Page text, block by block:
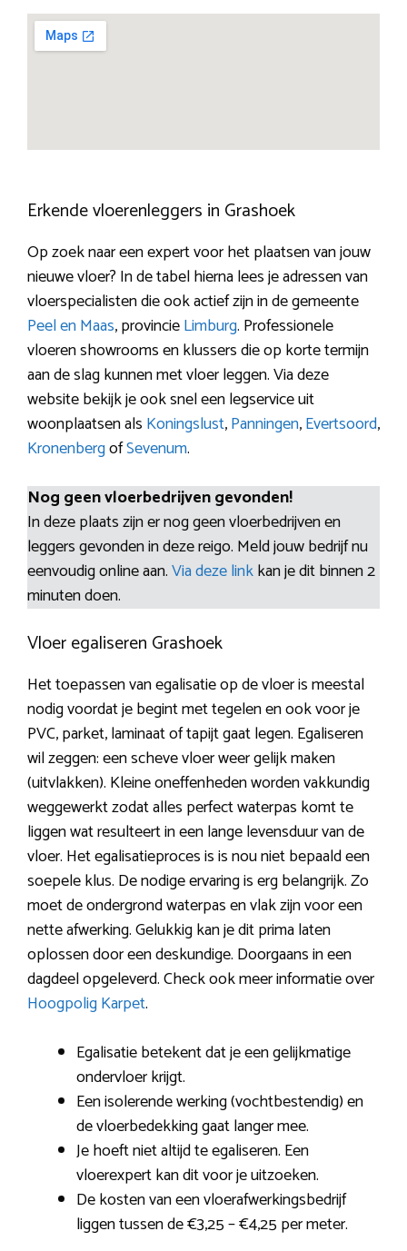
Erkende vloerenleggers in Grashoek
Op zoek naar een expert voor het plaatsen van jouw
nieuwe vloer? In de tabel hierna lees je adressen van
vloerspecialisten die ook actief zijn in de gemeente
Peel en Maas, provincieLimburg. Professionele
vloeren showrooms en klussers die op korte termijn
aan de slag kunnen met vloer leggen. Via deze
website bekijk je ook snel een legservice uit
woonplaatsen als Koningslust,Panningen,Evertsoord,
KronenbergofSevenum.
Nog geen vloerbedrijven gevonden!
In deze plaats zijn er nog geen vloerbedrijven en
leggers gevonden in deze reigo. Meld jouw bedrijf nu
eenvoudig online aan.Via deze linkkan je dit binnen 2
minuten doen.
Vloer egaliseren Grashoek
Het toepassen van egalisatie op de vloer is meestal
nodig voordat je begint met tegelen en ook voor je
PVC, parket, laminaat of tapijt gaat legen. Egaliseren
wil zeggen: een scheve vloer weer gelijk maken
(uitvlakken). Kleine oneffenheden worden vakkundig
weggewerkt zodat alles perfect waterpas komt te
liggen wat resulteert in een lange levensduur van de
vloer. Het egalisatieproces is is nou niet bepaald een
soepele klus. De nodige ervaring is erg belangrijk. Zo
moet de ondergrond waterpas en vlak zijn voor een
nette afwerking. Gelukkig kan je dit prima laten
oplossen door een deskundige. Doorgaans in een
dagdeel opgeleverd. Check ook meer informatie over
Hoogpolig Karpet.
Egalisatie betekent dat je een gelijkmatige
ondervloer krijgt.
Een isolerende werking (vochtbestendig) en
de vloerbedekking gaat langer mee.
Je hoeft niet altijd te egaliseren. Een
vloerexpert kan dit voor je uitzoeken.
De kosten van een vloerafwerkingsbedrijf
liggen tussen de €3,25 – €4,25 per meter.